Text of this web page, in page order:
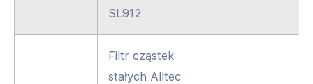
SL912
Filtr cząstek
stałych Alltec